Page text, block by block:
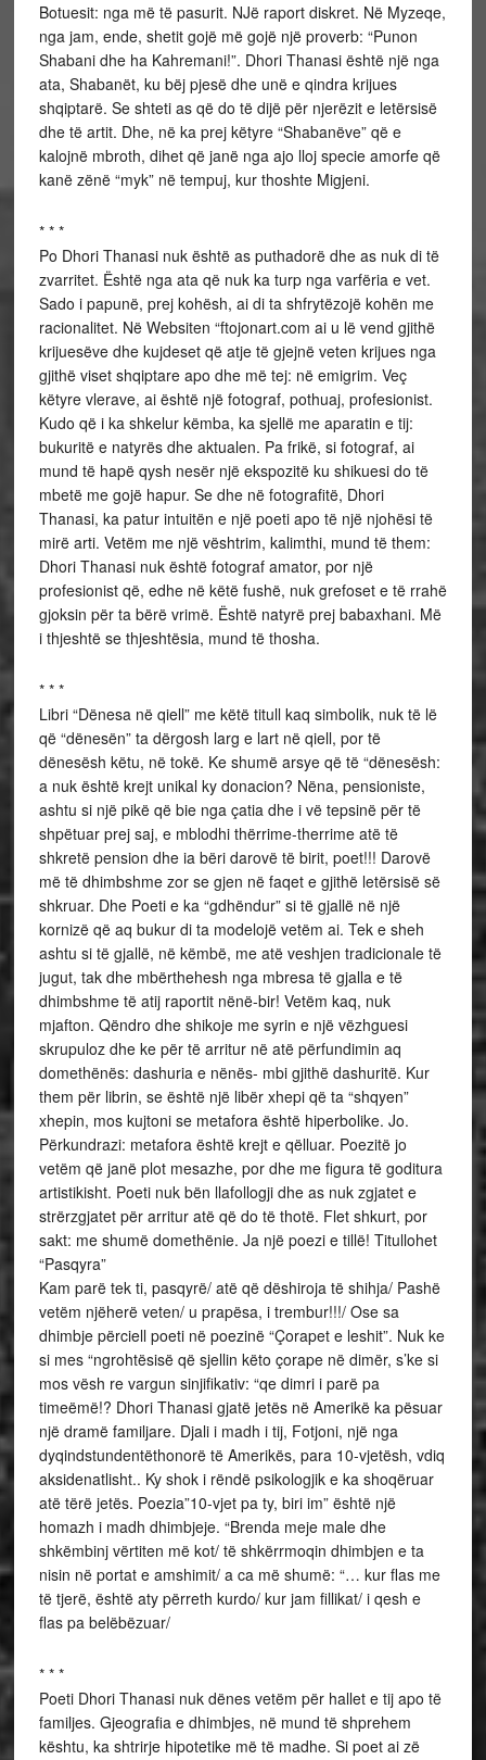
Botuesit: nga më të pasurit. NJë raport diskret. Në Myzeqe,
nga jam, ende, shetit gojë më gojë një proverb: “Punon
Shabani dhe ha Kahremani!”. Dhori Thanasi është një nga
ata, Shabanët, ku bëj pjesë dhe unë e qindra krijues
shqiptarë. Se shteti as që do të dijë për njerëzit e letërsisë
dhe të artit. Dhe, në ka prej këtyre “Shabanëve” që e
kalojnë mbroth, dihet që janë nga ajo lloj specie amorfe që
kanë zënë “myk” në tempuj, kur thoshte Migjeni.
* * *
Po Dhori Thanasi nuk është as puthadorë dhe as nuk di të
zvarritet. Është nga ata që nuk ka turp nga varfëria e vet.
Sado i papunë, prej kohësh, ai di ta shfrytëzojë kohën me
racionalitet. Në Websiten “ftojonart.com ai u lë vend gjithë
krijuesëve dhe kujdeset që atje të gjejnë veten krijues nga
gjithë viset shqiptare apo dhe më tej: në emigrim. Veç
këtyre vlerave, ai është një fotograf, pothuaj, profesionist.
Kudo që i ka shkelur këmba, ka sjellë me aparatin e tij:
bukuritë e natyrës dhe aktualen. Pa frikë, si fotograf, ai
mund të hapë qysh nesër një ekspozitë ku shikuesi do të
mbetë me gojë hapur. Se dhe në fotografitë, Dhori
Thanasi, ka patur intuitën e një poeti apo të një njohësi të
mirë arti. Vetëm me një vështrim, kalimthi, mund të them:
Dhori Thanasi nuk është fotograf amator, por një
profesionist që, edhe në këtë fushë, nuk grefoset e të rrahë
gjoksin për ta bërë vrimë. Është natyrë prej babaxhani. Më
i thjeshtë se thjeshtësia, mund të thosha.
* * *
Libri “Dënesa në qiell” me këtë titull kaq simbolik, nuk të lë
që “dënesën” ta dërgosh larg e lart në qiell, por të
dënesësh këtu, në tokë. Ke shumë arsye që të “dënesësh:
a nuk është krejt unikal ky donacion? Nëna, pensioniste,
ashtu si një pikë që bie nga çatia dhe i vë tepsinë për të
shpëtuar prej saj, e mblodhi thërrime-therrime atë të
shkretë pension dhe ia bëri darovë të birit, poet!!! Darovë
më të dhimbshme zor se gjen në faqet e gjithë letërsisë së
shkruar. Dhe Poeti e ka “gdhëndur” si të gjallë në një
kornizë që aq bukur di ta modelojë vetëm ai. Tek e sheh
ashtu si të gjallë, në këmbë, me atë veshjen tradicionale të
jugut, tak dhe mbërthehesh nga mbresa të gjalla e të
dhimbshme të atij raportit nënë-bir! Vetëm kaq, nuk
mjafton. Qëndro dhe shikoje me syrin e një vëzhguesi
skrupuloz dhe ke për të arritur në atë përfundimin aq
domethënës: dashuria e nënës- mbi gjithë dashuritë. Kur
them për librin, se është një libër xhepi që ta “shqyen”
xhepin, mos kujtoni se metafora është hiperbolike. Jo.
Përkundrazi: metafora është krejt e qëlluar. Poezitë jo
vetëm që janë plot mesazhe, por dhe me figura të goditura
artistikisht. Poeti nuk bën llafollogji dhe as nuk zgjatet e
strërzgjatet për arritur atë që do të thotë. Flet shkurt, por
sakt: me shumë domethënie. Ja një poezi e tillë! Titullohet
“Pasqyra”
Kam parë tek ti, pasqyrë/ atë që dëshiroja të shihja/ Pashë
vetëm njëherë veten/ u prapësa, i trembur!!!/ Ose sa
dhimbje përciell poeti në poezinë “Çorapet e leshit”. Nuk ke
si mes “ngrohtësisë që sjellin këto çorape në dimër, s’ke si
mos vësh re vargun sinjifikativ: “qe dimri i parë pa
timeëmë!? Dhori Thanasi gjatë jetës në Amerikë ka pësuar
një dramë familjare. Djali i madh i tij, Fotjoni, një nga
dyqindstundentëthonorë të Amerikës, para 10-vjetësh, vdiq
aksidenatlisht.. Ky shok i rëndë psikologjik e ka shoqëruar
atë tërë jetës. Poezia”10-vjet pa ty, biri im” është një
homazh i madh dhimbjeje. “Brenda meje male dhe
shkëmbinj vërtiten më kot/ të shkërrmoqin dhimbjen e ta
nisin në portat e amshimit/ a ca më shumë: “… kur flas me
të tjerë, është aty përreth kurdo/ kur jam fillikat/ i qesh e
flas pa belëbëzuar/
* * *
Poeti Dhori Thanasi nuk dënes vetëm për hallet e tij apo të
familjes. Gjeografia e dhimbjes, në mund të shprehem
kështu, ka shtrirje hipotetike më të madhe. Si poet ai zë